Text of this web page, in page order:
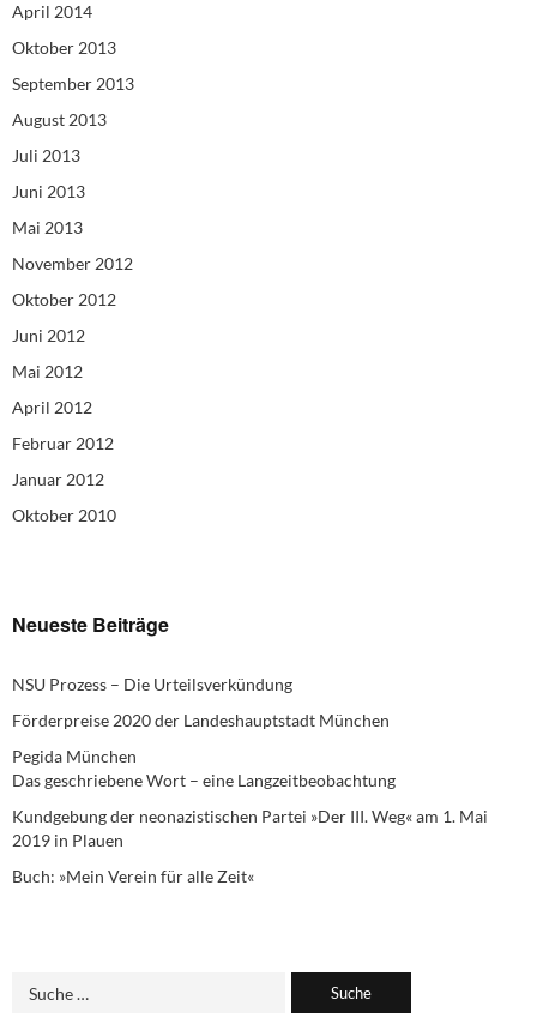
April 2014
Oktober 2013
September 2013
August 2013
Juli 2013
Juni 2013
Mai 2013
November 2012
Oktober 2012
Juni 2012
Mai 2012
April 2012
Februar 2012
Januar 2012
Oktober 2010
Neueste Beiträge
NSU Prozess – Die Urteilsverkündung
Förderpreise 2020 der Landeshauptstadt München
Pegida München
Das geschriebene Wort – eine Langzeitbeobachtung
Kundgebung der neonazistischen Partei »Der III. Weg« am 1. Mai
2019 in Plauen
Buch: »Mein Verein für alle Zeit«